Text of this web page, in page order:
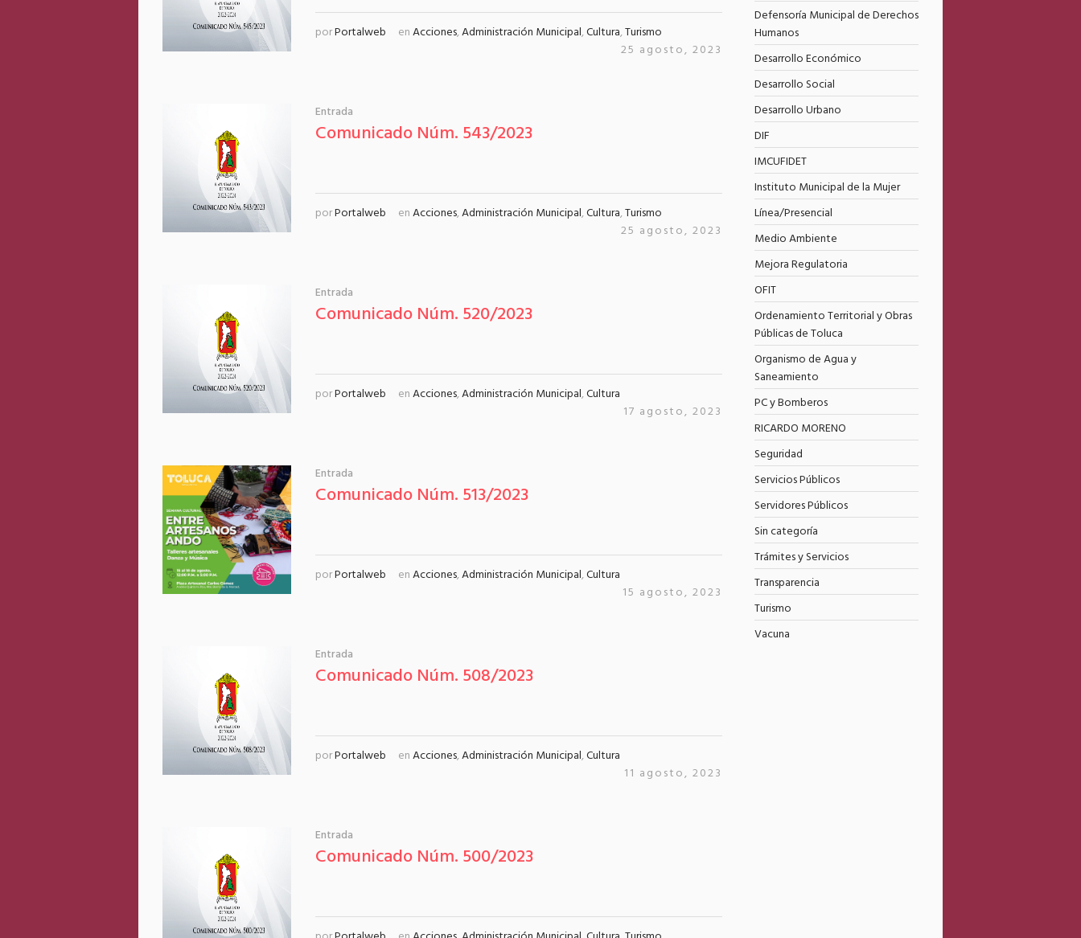
porPortalweb enAcciones,Administración Municipal,Cultura,Turismo
25 agosto, 2023
Entrada
Comunicado Núm. 543/2023
porPortalweb enAcciones,Administración Municipal,Cultura,Turismo
25 agosto, 2023
Entrada
Comunicado Núm. 520/2023
porPortalweb enAcciones,Administración Municipal,Cultura
17 agosto, 2023
Entrada
Comunicado Núm. 513/2023
porPortalweb enAcciones,Administración Municipal,Cultura
15 agosto, 2023
Entrada
Comunicado Núm. 508/2023
porPortalweb enAcciones,Administración Municipal,Cultura
11 agosto, 2023
Entrada
Comunicado Núm. 500/2023
Defensoría Municipal de Derechos
Humanos
Desarrollo Económico
Desarrollo Social
Desarrollo Urbano
DIF
IMCUFIDET
Instituto Municipal de la Mujer
Línea/Presencial
Medio Ambiente
Mejora Regulatoria
OFIT
Ordenamiento Territorial y Obras
Públicas de Toluca
Organismo de Agua y
Saneamiento
PC y Bomberos
RICARDO MORENO
Seguridad
Servicios Públicos
Servidores Públicos
Sin categoría
Trámites y Servicios
Transparencia
Turismo
Vacuna